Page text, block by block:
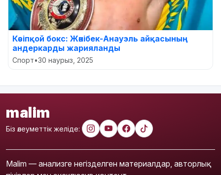
Кәсіпқой бокс: Жәнібек-Анауэль айқасының
андеркарды жарияланды
Спорт•30 наурыз, 2025
malim
Біз әлеуметтік желіде:
Malim — анализге негізделген материалдар, авторлық